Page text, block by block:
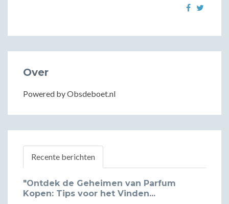
Over
Powered by Obsdeboet.nl
Recente berichten
"Ontdek de Geheimen van Parfum
Kopen: Tips voor het Vinden...